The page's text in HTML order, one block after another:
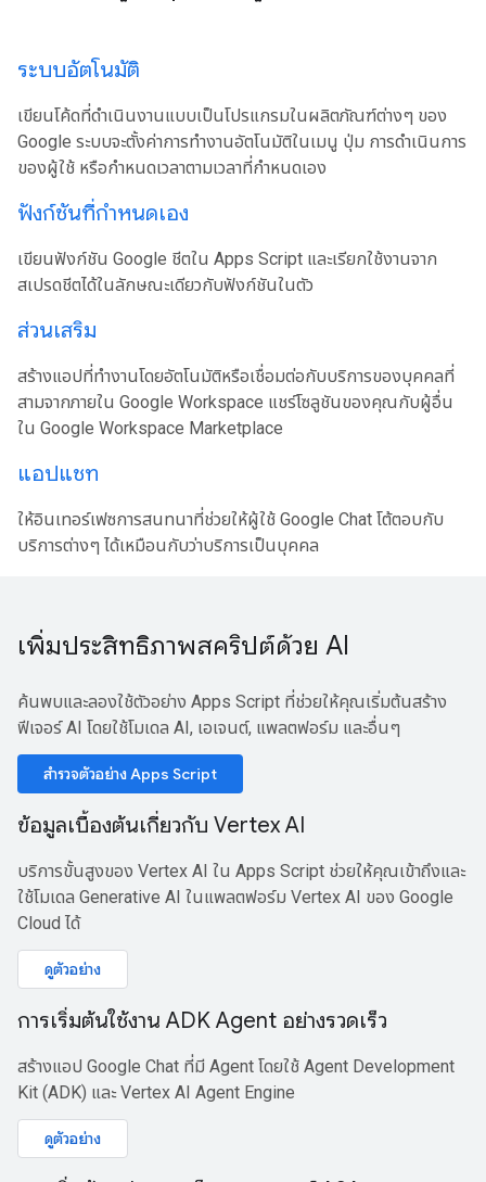
ระบบอัตโนมัติ
เขียนโค้ดที่ดําเนินงานแบบเป็นโปรแกรมในผลิตภัณฑ์ต่างๆ ของ
Google ระบบจะตั้งค่าการทํางานอัตโนมัติในเมนู ปุ่ม การดําเนินการ
ของผู้ใช้ หรือกําหนดเวลาตามเวลาที่กําหนดเอง
ฟังก์ชันที่กำหนดเอง
เขียนฟังก์ชัน Google ชีตใน Apps Script และเรียกใช้งานจาก
สเปรดชีตได้ในลักษณะเดียวกับฟังก์ชันในตัว
ส่วนเสริม
สร้างแอปที่ทํางานโดยอัตโนมัติหรือเชื่อมต่อกับบริการของบุคคลที่
สามจากภายใน Google Workspace แชร์โซลูชันของคุณกับผู้อื่น
ใน Google Workspace Marketplace
แอปแชท
ให้อินเทอร์เฟซการสนทนาที่ช่วยให้ผู้ใช้ Google Chat โต้ตอบกับ
บริการต่างๆ ได้เหมือนกับว่าบริการเป็นบุคคล
เพิ่มประสิทธิภาพสคริปต์ด้วย AI
ค้นพบและลองใช้ตัวอย่าง Apps Script ที่ช่วยให้คุณเริ่มต้นสร้าง
ฟีเจอร์ AI โดยใช้โมเดล AI, เอเจนต์, แพลตฟอร์ม และอื่นๆ
สำรวจตัวอย่าง Apps Script
ข้อมูลเบื้องต้นเกี่ยวกับ Vertex AI
บริการขั้นสูงของ Vertex AI ใน Apps Script ช่วยให้คุณเข้าถึงและ
ใช้โมเดล Generative AI ในแพลตฟอร์ม Vertex AI ของ Google
Cloud ได้
ดูตัวอย่าง
การเริ่มต้นใช้งาน ADK Agent อย่างรวดเร็ว
สร้างแอป Google Chat ที่มี Agent โดยใช้ Agent Development
Kit (ADK) และ Vertex AI Agent Engine
ดูตัวอย่าง